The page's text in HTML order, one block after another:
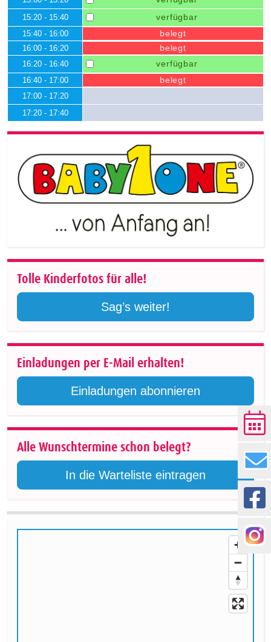
15:20 - 15:40 verfügbar
15:40 - 16:00 belegt
16:00 - 16:20 belegt
16:20 - 16:40 verfügbar
16:40 - 17:00 belegt
17:00 - 17:20
17:20 - 17:40
Tolle Kinderfotos für alle!
Sag’s weiter!
Einladungen per E-Mail erhalten!
Einladungen abonnieren
Alle Wunschtermine schon belegt?
In die Warteliste eintragen